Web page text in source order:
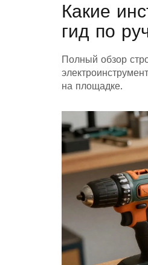
Какие
гид по
Полный обзор
на площадке.